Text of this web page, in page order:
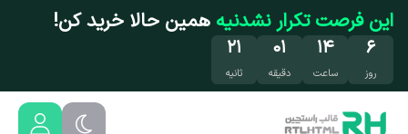
رفتن به محتوای اصلی
این فرصت تکرار نشدنیه همین حالا خرید کن!
۶
روز
۱۴
ساعت
۰۱
دقیقه
۲۰
ثانیه